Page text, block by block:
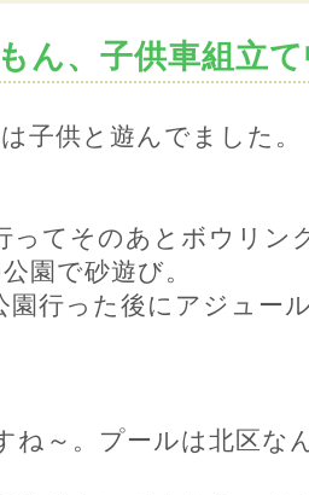
ん、子供車組立
子供と遊んでました。
ってそのあとボウリン
園で砂遊び。
園行った後にアジュー
ね～。プールは北区な